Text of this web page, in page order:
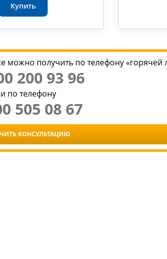
Купить
получить по телефону «горячей
200 93 96
по телефону
505 08 67
КОНСУЛЬТАЦИЮ